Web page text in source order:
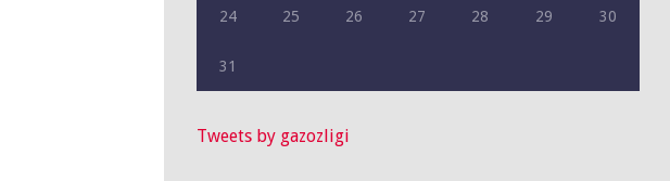
24 25 26 27 28 29 30
31
Tweets by gazozligi